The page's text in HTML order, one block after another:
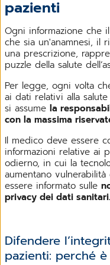
pazienti
Ogni informazione che
che sia un'anamnesi, il
una prescrizione,
puzzle della salute
Per legge, ogni volta
ai dati relativi alla
si assume la
con la massima
Il medico deve essere
informazioni relative ai
odierno, in cui la
aumentano
essere informato sulle
privacy dei dati sanitari.
Difendere
pazienti: perché